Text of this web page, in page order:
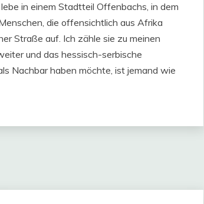
in einem Stadtteil Offenbachs, in dem
die offensichtlich aus Afrika
Straße auf. Ich zähle sie zu meinen
und das hessisch-serbische
Nachbar haben möchte, ist jemand wie